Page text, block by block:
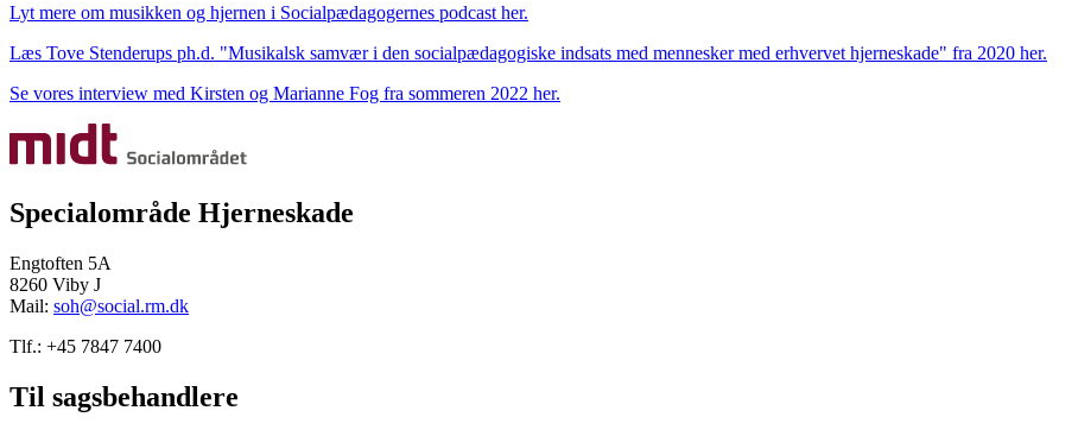
Lyt mere om musikken og hjernen i Socialpædagogernes podcast her.
Læs Tove Stenderups ph.d. "Musikalsk samvær i den socialpædagogiske indsats med mennesker med erhvervet hjerneskade" fra 2020 her.
Se vores interview med Kirsten og Marianne Fog fra sommeren 2022 her.
Specialområde Hjerneskade
Engtoften 5A
8260 Viby J
Mail: soh@social.rm.dk
Tlf.: +45 7847 7400
Til sagsbehandlere